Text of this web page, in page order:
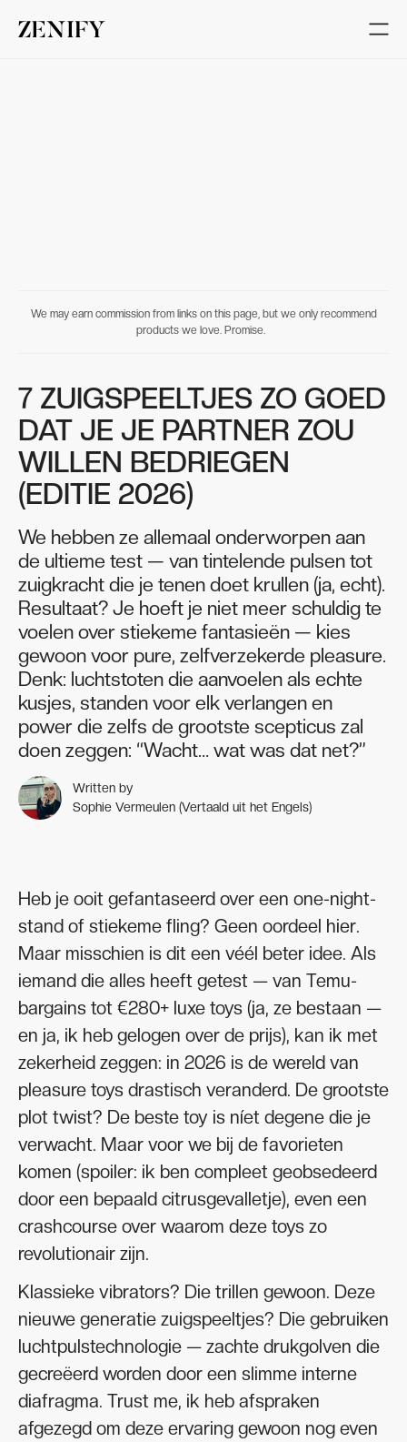
We may earn commission from links on this page, but we only recommend
products we love. Promise.
7 ZUIGSPEELTJES ZO GOED
DAT JE JE PARTNER ZOU
WILLEN BEDRIEGEN
(EDITIE 2026)
We hebben ze allemaal onderworpen aan
de ultieme test — van tintelende pulsen tot
zuigkracht die je tenen doet krullen (ja, echt).
Resultaat? Je hoeft je niet meer schuldig te
voelen over stiekeme fantasieën — kies
gewoon voor pure, zelfverzekerde pleasure.
Denk: luchtstoten die aanvoelen als echte
kusjes, standen voor elk verlangen en
power die zelfs de grootste scepticus zal
doen zeggen: “Wacht… wat was dat net?”
Written by
Sophie Vermeulen (Vertaald uit het Engels)
Heb je ooit gefantaseerd over een one-night-
stand of stiekeme fling? Geen oordeel hier.
Maar misschien is dit een véél beter idee. Als
iemand die alles heeft getest — van Temu-
bargains tot €280+ luxe toys (ja, ze bestaan —
en ja, ik heb gelogen over de prijs), kan ik met
zekerheid zeggen: in 2026 is de wereld van
pleasure toys drastisch veranderd. De grootste
plot twist? De beste toy is níet degene die je
verwacht. Maar voor we bij de favorieten
komen (spoiler: ik ben compleet geobsedeerd
door een bepaald citrusgevalletje), even een
crashcourse over waarom deze toys zo
revolutionair zijn.
Klassieke vibrators? Die trillen gewoon. Deze
nieuwe generatie zuigspeeltjes? Die gebruiken
luchtpulstechnologie — zachte drukgolven die
gecreëerd worden door een slimme interne
diafragma. Trust me, ik heb afspraken
afgezegd om deze ervaring gewoon nog even